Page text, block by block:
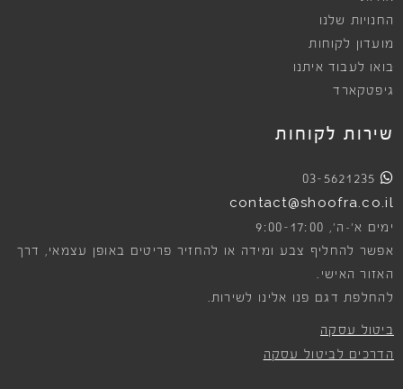
החנויות שלנו
מועדון לקוחות
בואו לעבוד איתנו
גיפטקארד
שירות לקוחות
03-5621235
contact@shoofra.co.il
ימים א׳-ה׳, 9:00-17:00
אפשר להחליף צבע ומידה או להחזיר פריטים באופן עצמאי, דרך
האזור האישי.
להחלפת דגם פנו אלינו לשירות.
ביטול עסקה
הדרכים לביטול עסקה